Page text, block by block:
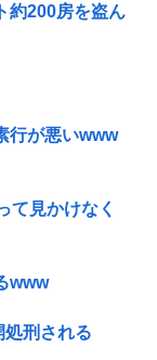
約200房を盗ん
行が悪いwww
て見かけなく
www
刑される